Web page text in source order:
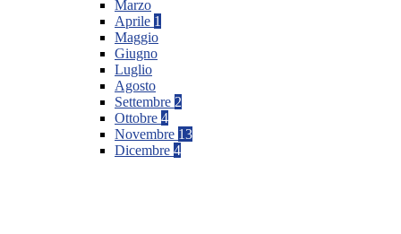
Marzo
Aprile 1
Maggio
Giugno
Luglio
Agosto
Settembre 2
Ottobre 4
Novembre 13
Dicembre 4